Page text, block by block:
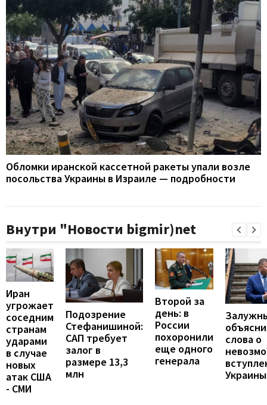
Обломки иранской кассетной ракеты упали возле
посольства Украины в Израиле — подробности
Внутри "Новости bigmir)net
Иран
угрожает
соседним
странам
ударами
в случае
новых
атак США
- СМИ
Подозрение
Стефанишиной:
САП требует
залог в
размере 13,3
млн
Второй за
день: в
России
похоронили
еще одного
генерала
слова о